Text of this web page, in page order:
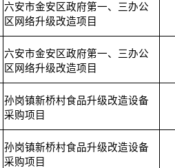
六安市金安区政府第一、三办公
区网络升级改造项目
六安市金安区政府第一、三办公
区网络升级改造项目
孙岗镇新桥村食品升级改造设备
采购项目
孙岗镇新桥村食品升级改造设备
采购项目